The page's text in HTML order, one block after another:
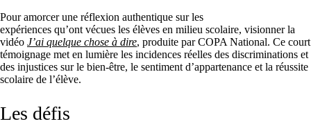
Pour amorcer une réflexion authentique sur les
expériences qu’ont vécues les élèves en milieu scolaire, visionner la
vidéo J’ai quelque chose à dire, produite par COPA National. Ce court
témoignage met en lumière les incidences réelles des discriminations et
des injustices sur le bien-être, le sentiment d’appartenance et la réussite
scolaire de l’élève.
Les défis